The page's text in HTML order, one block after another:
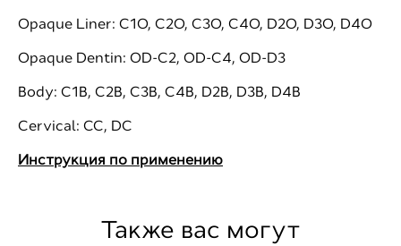
Opaque Liner: C1O, C2O, C3O, C4O, D2O, D3O, D4O
Opaque Dentin: OD-C2, OD-C4, OD-D3
Body: C1B, C2B, C3B, C4B, D2B, D3B, D4B
Cervical: CC, DC
Инструкция по применению
Также вас могут